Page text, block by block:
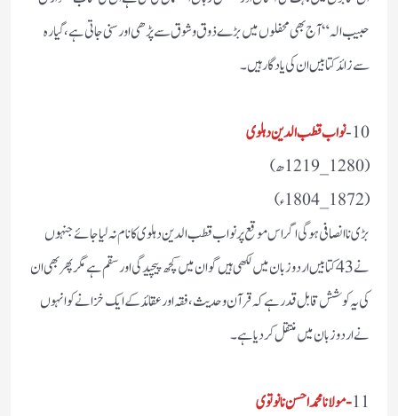
حبیب الہ“آج بھی محفلوں میں بڑے ذوق و شوق سے پڑھی اور سنی جاتی ہے ،گیارہ
سے زائد کتابیں ان کی یادگار ہیں ۔
10- نواب قطب الدین دہلوی
(1280_1219ھ)
(1872_1804ء)
بڑی ناانصافی ہوگی اگر اس موقع پر نواب قطب الدین دہلوی کا نام نہ لیا جائے جنہوں
نے 43 کتابیں اردو زبان میں لکھی ہیں گو ان میں کچھ پیچیدگی اور سقم ہے مگر پھر بھی ان
کی یہ کوشش قابل قدر ہے کہ قرآن و حدیث، فقہ اور عقائد کے ایک خزانے کو انہوں
نے اردو زبان میں منتقل کر دیا ہے ۔
11-مولانا محمد احسن نانوتوی